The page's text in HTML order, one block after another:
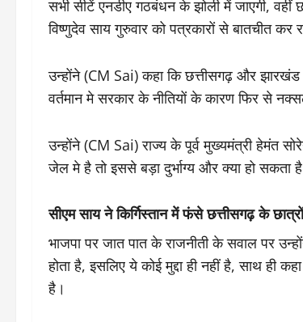
सभी सीटें एनडीए गठबंधन के झोली में जाएगी, वहीं
विष्णुदेव साय गुरुवार को पत्रकारों से बातचीत कर
उन्होंने (CM Sai) कहा कि छत्तीसगढ़ और
वर्तमान मे सरकार के नीतियों के कारण फिर से
उन्होंने (CM Sai) राज्य के पूर्व मुख्यमंत्री हेमंत
जेल मे है तो इससे बड़ा दुर्भाग्य और क्या हो सकता
सीएम साय ने किर्गिस्तान में फंसे छत्तीसगढ़ के
भाजपा पर जात पात के राजनीती के सवाल पर
होता है, इसलिए ये कोई मुद्दा ही नहीं है, साथ
है।